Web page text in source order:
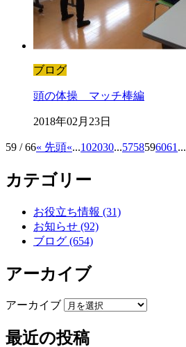
ブログ
頭の体操 マッチ棒編
2018年02月23日
59 / 66« 先頭«...102030...5758596061 ...
カテゴリー
お役立ち情報 (31)
お知らせ (92)
ブログ (654)
アーカイブ
アーカイブ
最近の投稿